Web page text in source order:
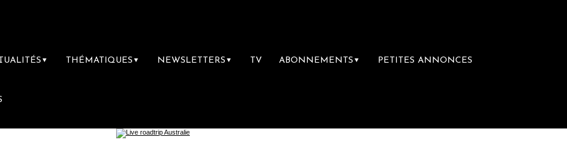
▼ THÉMATIQUES ▼ NEWSLETTERS ▼ TV ABONNEMENTS ▼ PETITES ANNONCES